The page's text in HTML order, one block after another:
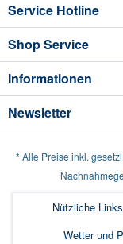
Service Hotline
Shop Service
Informationen
Newsletter
* Alle Preise inkl.
Nützliche Links
Wetter und